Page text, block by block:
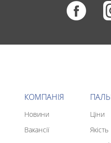
КОМПАНІЯ
Новини
Вакансії
Ціни
Якість